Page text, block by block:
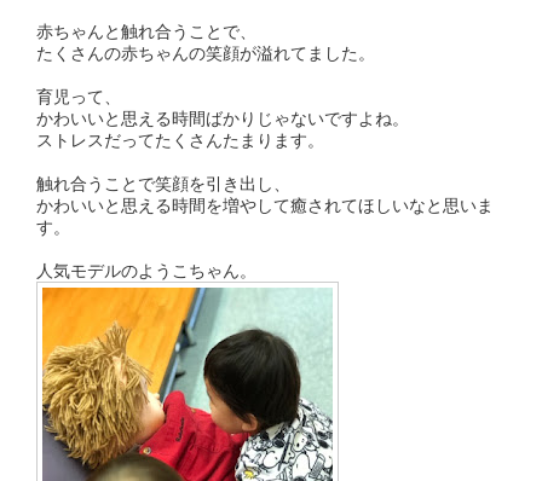
赤ちゃんと触れ合うことで、
たくさんの赤ちゃんの笑顔が溢れてました。
育児って、
かわいいと思える時間ばかりじゃないですよね。
ストレスだってたくさんたまります。
触れ合うことで笑顔を引き出し、
かわいいと思える時間を増やして癒されてほしいなと思いま
す。
人気モデルのようこちゃん。